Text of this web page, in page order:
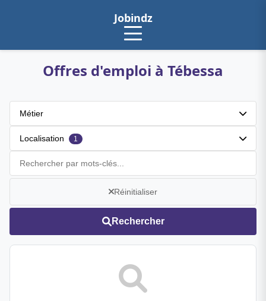
Jobindz
Offres d'emploi à Tébessa
Métier
Localisation 1
Réinitialiser
Rechercher